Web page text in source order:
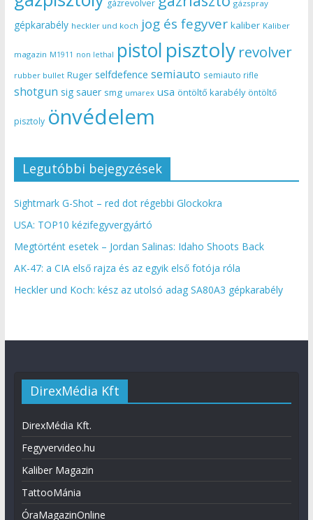
gázrevolver gázspray
gépkarabély heckler und koch jog és fegyver kaliber Kaliber
magazin M1911 non lethal pistol pisztoly revolver
rubber bullet Ruger selfdefence semiauto semiauto rifle
shotgun sig sauer smg umarex usa öntöltő karabély öntöltő
pisztoly önvédelem
Legutóbbi bejegyzések
Sightmark G-Shot – red dot régebbi Glockokra
USA: TOP10 kézifegyvergyártó
Megtörtént esetek – Jordan Salinas: Idaho Shoots Back
AK-47: a CIA első rajza és az egyik első fotója róla
Heckler und Koch: kész az utolsó adag SA80A3 gépkarabély
DirexMédia Kft
DirexMédia Kft.
Fegyvervideo.hu
Kaliber Magazin
TattooMánia
ÓraMagazinOnline